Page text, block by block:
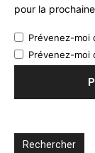
pour la
Prévenez-moi
Prévenez-moi
Rechercher